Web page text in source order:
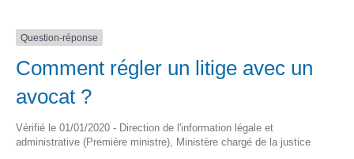
Question-réponse
Comment régler un litige avec un
avocat ?
Vérifié le 01/01/2020 - Direction de l'information légale et
administrative (Première ministre), Ministère chargé de la justice